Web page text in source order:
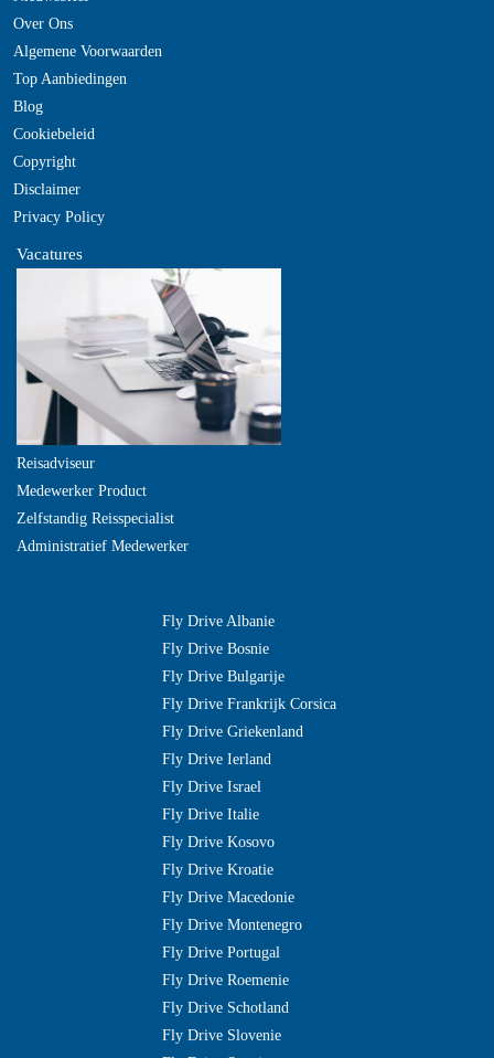
Over Ons
Algemene Voorwaarden
Top Aanbiedingen
Blog
Cookiebeleid
Copyright
Disclaimer
Privacy Policy
Vacatures
Reisadviseur
Medewerker Product
Zelfstandig Reisspecialist
Administratief Medewerker
Fly Drive Albanie
Fly Drive Bosnie
Fly Drive Bulgarije
Fly Drive Frankrijk Corsica
Fly Drive Griekenland
Fly Drive Ierland
Fly Drive Israel
Fly Drive Italie
Fly Drive Kosovo
Fly Drive Kroatie
Fly Drive Macedonie
Fly Drive Montenegro
Fly Drive Portugal
Fly Drive Roemenie
Fly Drive Schotland
Fly Drive Slovenie